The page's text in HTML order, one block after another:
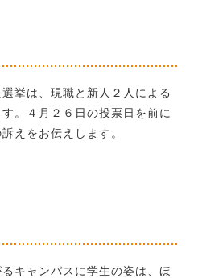
挙は、現職と新人２人による
。４月２６日の投票日を前に
えをお伝えします。
キャンパスに学生の姿は、ほ